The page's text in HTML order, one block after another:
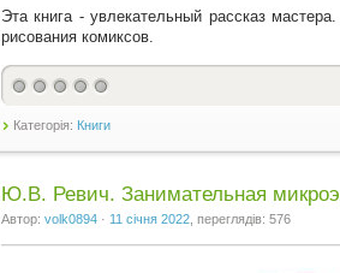
Эта книга - увлекательный рассказ
рисования комиксов.
Категорія: Книги
Ю.В. Ревич. Занимательная
Автор: volk0894 · 11 січня 2022 , переглядів: 576